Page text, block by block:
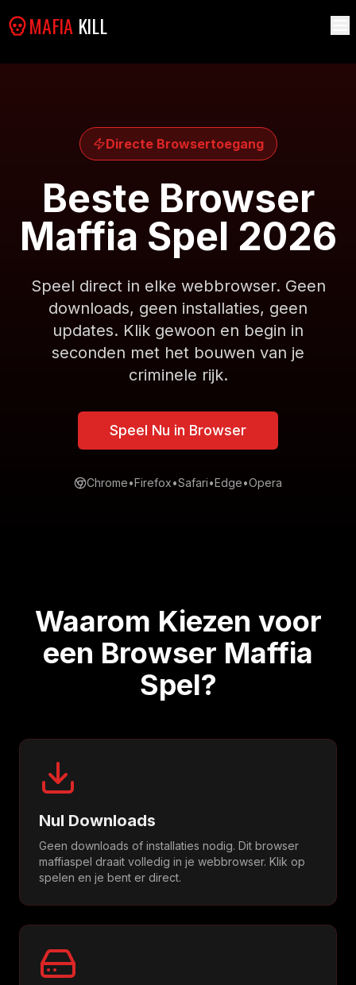
MAFIA KILL
Directe Browsertoegang
Beste Browser
Maffia Spel 2026
Speel direct in elke webbrowser. Geen
downloads, geen installaties, geen
updates. Klik gewoon en begin in
seconden met het bouwen van je
criminele rijk.
Speel Nu in Browser
Chrome•Firefox•Safari•Edge•Opera
Waarom Kiezen voor
een Browser Maffia
Spel?
Nul Downloads
Geen downloads of installaties nodig. Dit browser
maffiaspel draait volledig in je webbrowser. Klik op
spelen en je bent er direct.